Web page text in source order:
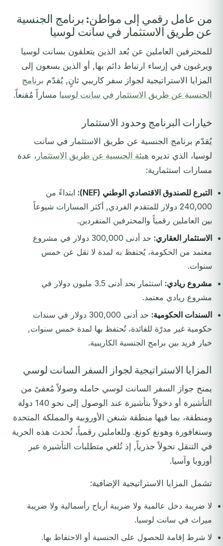
من عامل رقمي إلى مواطن: برنامج الجنسية
عن طريق الاستثمار في سانت لوسيا
للمحترفين العاملين عن بُعد الذين يتعلقون بسانت لوسيا
ويرغبون في إرساء ارتباط دائم بها, أو الذين يسعون إلى
المزايا الاستراتيجية لجواز سفر كاريبي ثانٍ, يُقدّم برنامج
الجنسية عن طريق الاستثمار في سانت لوسيا مساراً مُقنعاً.
خيارات البرنامج وحدود الاستثمار
يُقدّم برنامج الجنسية عن طريق الاستثمار في سانت
لوسيا، الذي تديره هيئة الجنسية عن طريق الاستثمار ، عدة
مسارات استثمارية:
التبرع للصندوق الاقتصادي الوطني (NEF):
ابتداءً من
240,000 دولار للمتقدم الفردي, أكثر المسارات شيوعاً
بين العاملين رقمياً والمحترفين المنفردين.
الاستثمار العقاري:
حد أدنى 300,000 دولار في مشروع
معتمد من الحكومة، يُحتفظ به لمدة لا تقل عن خمس
سنوات.
مشروع ريادي:
استثمار بحد أدنى 3.5 مليون دولار في
مشروع ريادي معتمد.
السندات الحكومية:
حد أدنى 300,000 دولار في سندات
حكومية غير مدرّة للفائدة، تُحتفظ بها لمدة خمس سنوات,
خيار فريد بين برامج الجنسية الكاريبية.
المزايا الاستراتيجية لجواز السفر السانت لوسي
يمنح جواز السفر السانت لوسي حامله وصولاً مُعفىً من
التأشيرة أو دخولاً بتأشيرة عند الوصول إلى نحو 140 دولة
ومنطقة، بما فيها منطقة شنغن الأوروبية والمملكة المتحدة
وسنغافورة وهونغ كونغ. وللعاملين رقمياً، تُحدث هذه الحرية
في التنقل تحولاً جذرياً, إذ تُلغي متطلبات التأشيرة عبر
أوروبا وآسيا.
تشمل المزايا الاستراتيجية الإضافية:
لا ضريبة دخل عالمية ولا ضريبة أرباح رأسمالية ولا ضريبة
ميراث في سانت لوسيا.
لا شرط إقامة للحصول على الجنسية أو الاحتفاظ بها.